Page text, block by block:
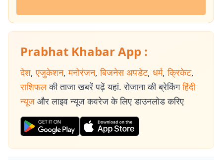
Prabhat Khabar App :
देश, एजुकेशन, मनोरंजन, बिजनेस अपडेट, धर्म, क्रिकेट,
राशिफल की ताजा खबरें पढ़ें यहां. रोजाना की ब्रेकिंग हिंदी
न्यूज और लाइव न्यूज कवरेज के लिए डाउनलोड करिए